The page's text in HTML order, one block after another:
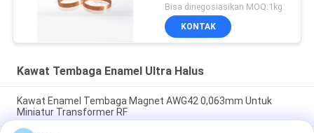
Bisa dinegosiasikan MOQ:1kg
KONTAK
Kawat Tembaga Enamel Ultra Halus
Kawat Enamel Tembaga Magnet AWG42 0,063mm Untuk
Miniatur Transformer RF